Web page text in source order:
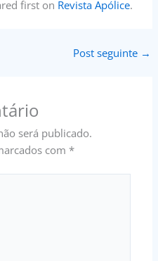
first on Revista Apólice.
Post seguinte →
será publicado.
com *